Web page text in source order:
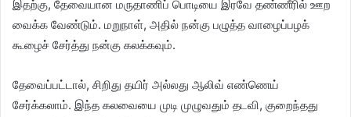
இதற்கு, தேவையான மருதாணிப் பொடியை இரவே தண்ணீரில் ஊற
வைக்க வேண்டும். மறுநாள், அதில் நன்கு பழுத்த வாழைப்பழக்
கூழைச் சேர்த்து நன்கு கலக்கவும்.
தேவைப்பட்டால், சிறிது தயிர் அல்லது ஆலிவ் எண்ணெய்
சேர்க்கலாம். இந்த கலவையை முடி முழுவதும் தடவி, குறைந்தது